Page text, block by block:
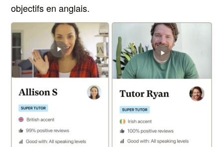
objectifs en anglais.